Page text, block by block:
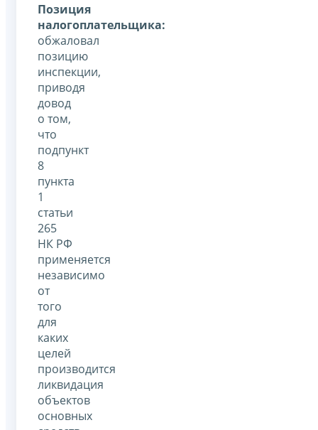
Позиция
налогоплательщика:
обжаловал
позицию
инспекции,
приводя
довод
о том,
что
подпункт
8
пункта
1
статьи
265
НК РФ
применяется
независимо
от
того
для
каких
целей
производится
ликвидация
объектов
основных